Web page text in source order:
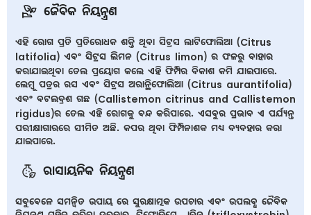
ଜୈବିକ ନିୟନ୍ତ୍ରଣ
ଏହି ରୋଗ ପ୍ରତି ପ୍ରତିରୋଧକ ଶକ୍ତି ଥିବା ସିଟ୍ରସ ଲାଟିଫୋଲିଆ (Citrus
latifolia) ଏବଂ ସିଟ୍ରସ ଲିମନ (Citrus limon) ର ଫଳରୁ ବାହାର
କରାଯାଇଥିବା ତେଲ ପ୍ରୟୋଗ କଲେ ଏହି ଫିମ୍ପିର ବିକାଶ କମି ଯାଇପାରେ.
ଲେମ୍ବୁ ପତ୍ରର ରସ ଏବଂ ସିଟ୍ରସ ଅରାନ୍ଥିଫୋଲିଆ (Citrus aurantifolia)
ଏବଂ ବଟଲବ୍ରଶ ଗଛ (Callistemon citrinus and Callistemon
rigidus)ର ତେଲ ଏହି ରୋଗକୁ ବନ୍ଦ କରିପାରେ. ଏସବୁର ପ୍ରଭାବ ଏ ପର୍ଯ୍ୟନ୍ତ
ପରୀକ୍ଷାଗାରରେ ସୀମିତ ଅଛି. କପର ଥିବା ଫିମ୍ପିନାଶକ ମଧ୍ୟ ବ୍ୟବହାର କରା
ଯାଇପାରେ.
ରାସାୟନିକ ନିୟନ୍ତ୍ରଣ
ସବୁବେଳେ ସମନ୍ବିତ ଉପାୟ ରେ ସୁରକ୍ଷାତ୍ମକ ଉପଚାର ଏବଂ ଉପଲବ୍ଧ ଜୈବିକ